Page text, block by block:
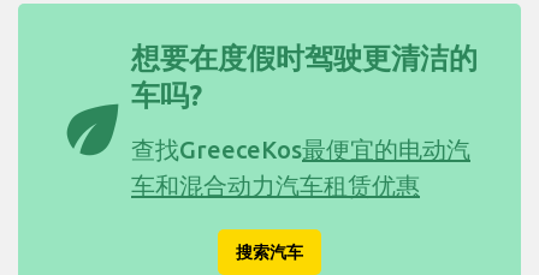
eco
想要在度假时驾驶更清洁的
车吗?
查找GreeceKos最便宜的电动汽
车和混合动力汽车租赁优惠
搜索汽车